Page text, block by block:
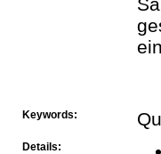
Keywords:
Details: